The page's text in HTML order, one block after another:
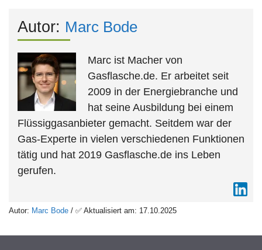
Autor: Marc Bode
Marc ist Macher von
Gasflasche.de. Er arbeitet seit
2009 in der Energiebranche und
hat seine Ausbildung bei einem
Flüssiggasanbieter gemacht. Seitdem war der
Gas-Experte in vielen verschiedenen Funktionen
tätig und hat 2019 Gasflasche.de ins Leben
gerufen.
Autor: Marc Bode / ✅ Aktualisiert am: 17.10.2025